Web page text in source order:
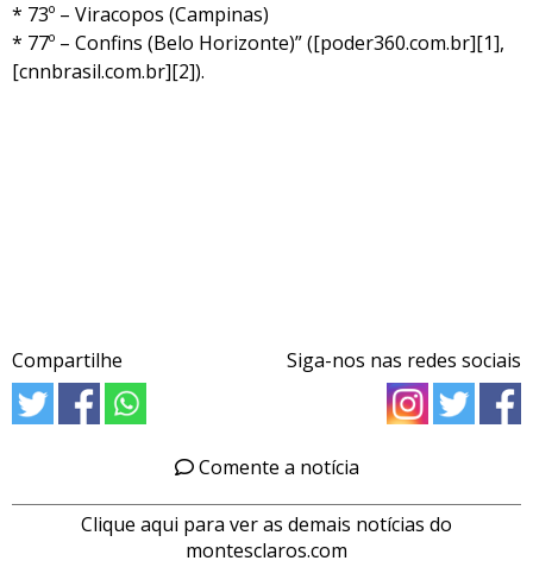
* 73º – Viracopos (Campinas)
* 77º – Confins (Belo Horizonte)” ([poder360.com.br][1],
[cnnbrasil.com.br][2]).
Compartilhe Siga-nos nas redes sociais
Comente a notícia
Clique aqui para ver as demais notícias do
montesclaros.com